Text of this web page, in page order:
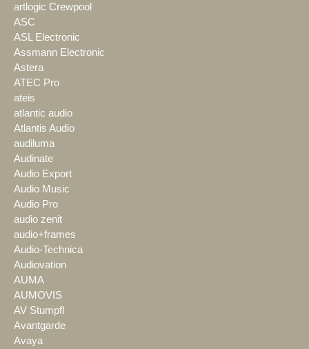
artlogic Crewpool
ASC
ASL Electronic
Assmann Electronic
Astera
ATEC Pro
ateis
atlantic audio
Atlantis Audio
audiluma
Audinate
Audio Export
Audio Music
Audio Pro
audio zenit
audio+frames
Audio-Technica
Audiovation
AUMA
AUMOVIS
AV Stumpfl
Avantgarde
Avaya